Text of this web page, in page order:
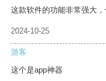
这款软件的功能非常强大，
2024-10-25
游客
这个是app神器